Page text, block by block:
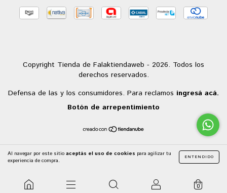
Al navegar por este sitio aceptás el uso de cookies para agilizar tu
experiencia de compra.
ENTENDIDO
0
Copyright Tienda de Falaktiendaweb - 2026. Todos los
derechos reservados.
Defensa de las y los consumidores. Para reclamos ingresá acá.
Botón de arrepentimiento